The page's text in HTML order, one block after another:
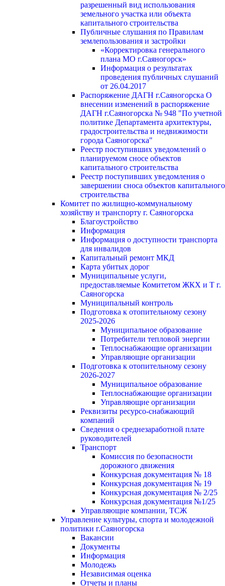
разрешенный вид использования
земельного участка или объекта
капитального строительства
Публичные слушания по Правилам
землепользования и застройки
«Корректировка генерального
плана МО г.Саяногорск»
Информация о результатах
проведения публичных слушаний
от 26.04.2017
Распоряжение ДАГН г.Саяногорска О
внесении изменений в распоряжение
ДАГН г.Саяногорска № 948 "По учетной
политике Департамента архитектуры,
градостроительства и недвижимости
города Саяногорска"
Реестр поступивших уведомлений о
планируемом сносе объектов
капитального строительства
Реестр поступивших уведомления о
завершении сноса объектов капитального
строительства
Комитет по жилищно-коммунальному
хозяйству и транспорту г. Саяногорска
Благоустройство
Информация
Информация о доступности транспорта
для инвалидов
Капитальный ремонт МКД
Карта убитых дорог
Муниципальные услуги,
предоставляемые Комитетом ЖКХ и Т г.
Саяногорска
Муниципальный контроль
Подготовка к отопительному сезону
2025-2026
Муниципальное образование
Потребители тепловой энергии
Теплоснабжающие организации
Управляющие организации
Подготовка к отопительному сезону
2026-2027
Муниципальное образование
Теплоснабжающие организации
Управляющие организации
Реквизиты ресурсо-снабжающий
компаний
Сведения о среднезаработной плате
руководителей
Транспорт
Комиссия по безопасности
дорожного движения
Конкурсная документация № 18
Конкурсная документация № 19
Конкурсная документация № 2/25
Конкурсная документация №1/25
Управляющие компании, ТСЖ
Управление культуры, спорта и молодежной
политики г.Саяногорска
Вакансии
Документы
Информация
Молодежь
Независимая оценка
Отчеты и планы